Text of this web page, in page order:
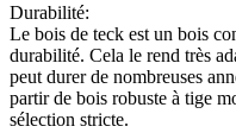
Durabilité:
Le bois de teck est un bois
durabilité. Cela le rend très
peut durer de nombreuses
partir de bois robuste à tige
sélection stricte.